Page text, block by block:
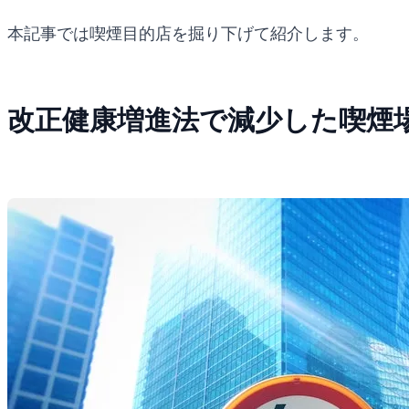
本記事では喫煙目的店を掘り下げて紹介します。
改正健康増進法で減少した喫煙